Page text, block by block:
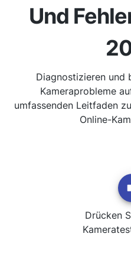
Und
Diagnostizieren und
Kameraprobleme
umfassenden Leitfaden
Online-
Drücken